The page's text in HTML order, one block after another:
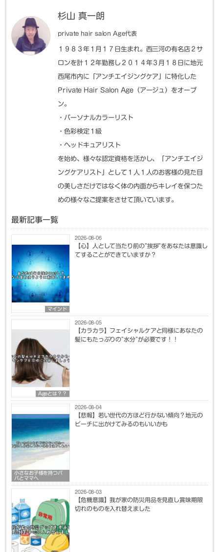
杉山 真一朗
private hair salon Age代表
１９８３年１月１７日生まれ。西三河の有名店２サ
ロンを計１２年勤務し２０１４年３月１８日に地元
西尾市内に「アンチエイジングケア」に特化した
Private Hair Salon Age（アージュ）をオープ
ン。
・パーソナルカラーリスト
・色彩検定１級
・ヘッドキュアリスト
を始め、様々な認定資格を活かし、「アンチエイジ
ングケアリスト」として１人１人のお客様の見た目
の美しさだけではなく体の内面からキレイを保つた
めの様々なご提案をさせて頂いています。
最新記事一覧
マインド
2026-08-06
【心】人として当たり前の”挨拶”をあなたは意識し
てすることができていますか？
Ageとは？？
2026-08-05
【カラカラ】フェイシャルケアと同様にあなたの
髪にもたっぷりの”水分”が必要です！！
小さなお子様を持つパ
パとママへ
2026-08-04
【悲報】若い世代の方ほど行かない傾向？地元の
ビーチに出かけてみるのもいいかも
2026-08-03
【危機意識】我が家の防災用品を見直し賞味期限
切れのものを入れ替えました